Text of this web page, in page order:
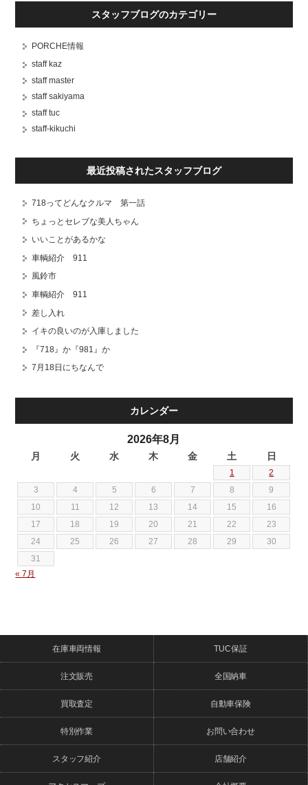
スタッフブログのカテゴリー
PORCHE情報
staff kaz
staff master
staff sakiyama
staff tuc
staff-kikuchi
最近投稿されたスタッフブログ
718ってどんなクルマ 第一話
ちょっとセレブな美人ちゃん
いいことがあるかな
車輌紹介 911
風鈴市
車輌紹介 911
差し入れ
イキの良いのが入庫しました
『718』か『981』か
7月18日にちなんで
カレンダー
2026年8月
月 火 水 木 金 土 日
1
2
3
4 5 6 7 8
9
10
11 12 13 14 15
16
17
18 19 20 21 22
23
24
25 26 27 28 29
30
31
« 7月
在庫車両情報 TUC保証
注文販売 全国納車
買取査定 自動車保険
特別作業 お問い合わせ
スタッフ紹介 店舗紹介